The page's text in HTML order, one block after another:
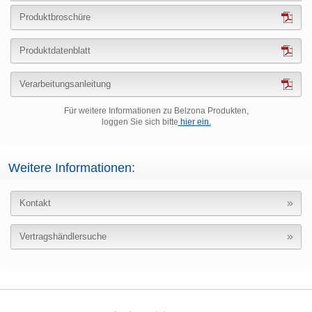
Produktbroschüre
Produktdatenblatt
Verarbeitungsanleitung
Für weitere Informationen zu Belzona Produkten,
loggen Sie sich bitte hier ein.
Weitere Informationen:
Kontakt
Vertragshändlersuche